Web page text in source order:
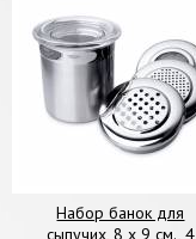
Набор банок для
сыпучих, 8 х 9 см., 4